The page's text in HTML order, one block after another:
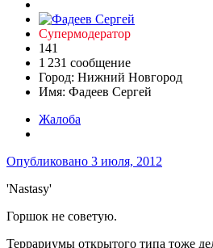
Супермодератор
141
1 231 сообщение
Город: Нижний Новгород
Имя: Фадеев Сергей
Жалоба
Опубликовано 3 июля, 2012
'Nastasy'
Горшок не советую.
Террариумы открытого типа тоже